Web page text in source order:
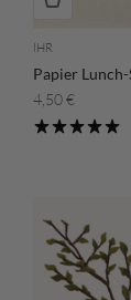
IHR
Angebot
4,50 €